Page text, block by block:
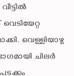
വെള്ളിയാഴ്ച
ചിലര്‍